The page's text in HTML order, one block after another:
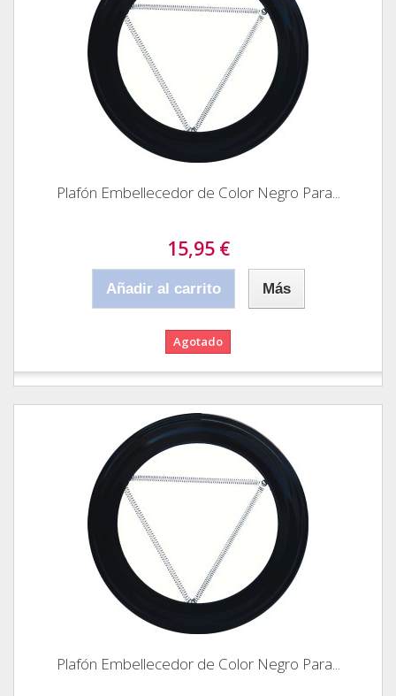
Plafón Embellecedor de Color Negro Para...
15,95 €
Añadir al carrito Más
Agotado
Plafón Embellecedor de Color Negro Para...